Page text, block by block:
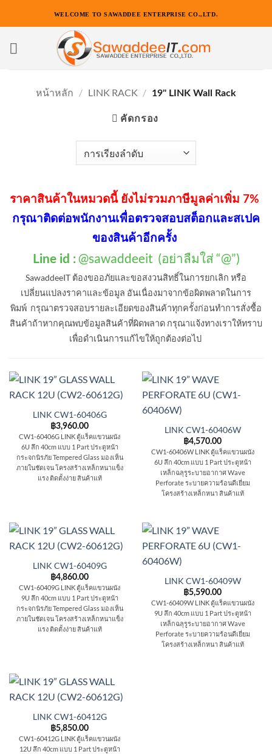
เนื้อหา
WELCOME TO SAWADDEE ENTERPRISE CO.,LTD.
หน้าหลัก / LINK RACK / 19" LINK Wall Rack
คัดกรอง
ราคาสินค้าในหมวดนี้ ยังไม่รวมภาษีมูลค่าเพิ่ม 7%
กรุณาติดต่อพนักงานเพื่อตรวจสอบสต็อกและสเปค
ของสินค้าอีกครั้ง
Line id :@sawaddeeit (อย่าลืมใส่ “@”)
SawaddeeIT ต้องขออภัยและขอสงวนสิทธิ์ในการยกเลิก หรือ
เปลี่ยนแปลงราคาและข้อมูล อันเนื่องมาจากข้อผิดพลาดในการ
พิมพ์ กรุณาตรวจสอบรายละเอียดของสินค้าทุกครั้งก่อนทำการสั่งซื้อ
สินค้าถ้าหากคุณพบข้อมูลสินค้าที่ผิดพลาด กรุณาแจ้งทางเราให้ทราบ
เพื่อดำเนินการแก้ไขให้ถูกต้องต่อไป
LINK CW1-60406G
฿3,960.00
CW1-60406G LINK ตู้แร็คแขวนผนัง
6U ลึก 40cm แบบ 1 Part ประตูหน้า
กระจกนิรภัย Tempered Glass มองเห็น
ภายในชัดเจน โครงสร้างเหล็กหนาแข็ง
แรง ติดตั้งง่าย สินค้าแท้
LINK CW1-60406W
฿4,570.00
CW1-60406W LINK ตู้แร็คแขวนผนัง
6U ลึก 40cm แบบ 1 Part ประตูหน้า
เหล็กฉลุรูระบายอากาศ Wave
Perforate ระบายความร้อนดีเยี่ยม
โครงสร้างเหล็กหนา สินค้าแท้
LINK CW1-60409G
฿4,860.00
CW1-60409G LINK ตู้แร็คแขวนผนัง
9U ลึก 40cm แบบ 1 Part ประตูหน้า
กระจกนิรภัย Tempered Glass มองเห็น
ภายในชัดเจน โครงสร้างเหล็กหนาแข็ง
แรง ติดตั้งง่าย สินค้าแท้
LINK CW1-60409W
฿5,590.00
CW1-60409W LINK ตู้แร็คแขวนผนัง
9U ลึก 40cm แบบ 1 Part ประตูหน้า
เหล็กฉลุรูระบายอากาศ Wave
Perforate ระบายความร้อนดีเยี่ยม
โครงสร้างเหล็กหนา สินค้าแท้
LINK CW1-60412G
฿5,850.00
CW1-60412G LINK ตู้แร็คแขวนผนัง
12U ลึก 40cm แบบ 1 Part ประตูหน้า